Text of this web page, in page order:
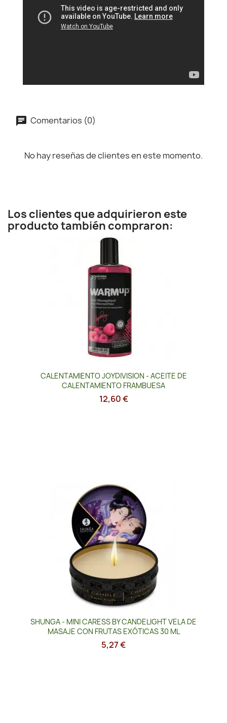
Comentarios (0)
No hay reseñas de clientes en este momento.
Los clientes que adquirieron este
producto también compraron:
CALENTAMIENTO JOYDIVISION - ACEITE DE
CALENTAMIENTO FRAMBUESA
12,60 €
SHUNGA - MINI CARESS BY CANDELIGHT VELA DE
MASAJE CON FRUTAS EXÓTICAS 30 ML
5,27 €